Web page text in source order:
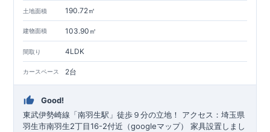
土地面積 190.72㎡
建物面積 103.90㎡
間取り 4LDK
カースペース 2台
Good!
東武伊勢崎線「南羽生駅」徒歩９分の立地！ ​アクセス：埼玉県
羽生市南羽生2丁目16-2付近（googleマップ）
家具設置しまし